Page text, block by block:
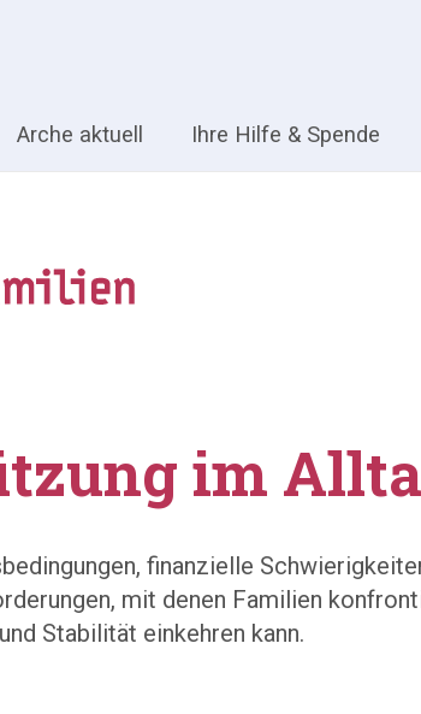
Arche aktuell Ihre Hilfe & Spende
im
finanzielle
mit denen Familien
Stabilität einkehren kann.